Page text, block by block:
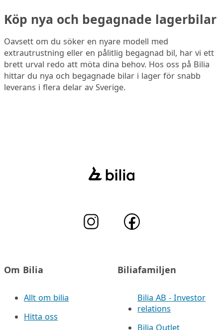
Köp nya och begagnade lagerbilar
Oavsett om du söker en nyare modell med
extrautrustning eller en pålitlig begagnad bil, har vi ett
brett urval redo att möta dina behov. Hos oss på Bilia
hittar du nya och begagnade bilar i lager för snabb
leverans i flera delar av Sverige.
Om Bilia
Allt om bilia
Hitta oss
Biliafamiljen
Bilia AB - Investor
relations
Bilia Outlet